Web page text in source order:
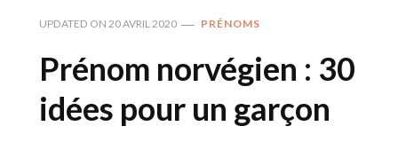
UPDATED ON 20 AVRIL 2020 PRÉNOMS
Prénom norvégien : 30
idées pour un garçon